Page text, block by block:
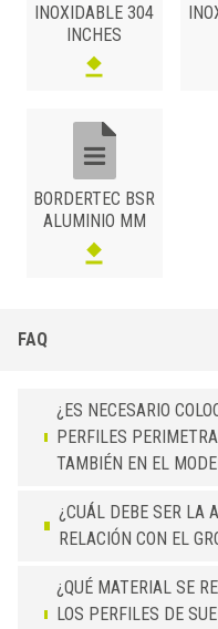
INOXIDABLE 304
INCHES
BORDERTEC BSR
ALUMINIO MM
FAQ
¿ES NECESARIO
PERFILES
TAMBIÉN EN EL
¿CUÁL DEBE SER LA
RELACIÓN CON EL
¿QUÉ MATERIAL SE
LOS PERFILES DE